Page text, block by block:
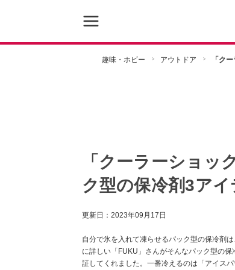
趣味・ホビー アウトドア 「ク
「クーラーショッ
ク型の保冷剤3ア
更新日： 2023年09月17日
自分で氷を入れて凍らせるパック型の保冷剤
に詳しい「FUKU」さんがそんなパック型の
証してくれました。一番冷えるのは「アイス